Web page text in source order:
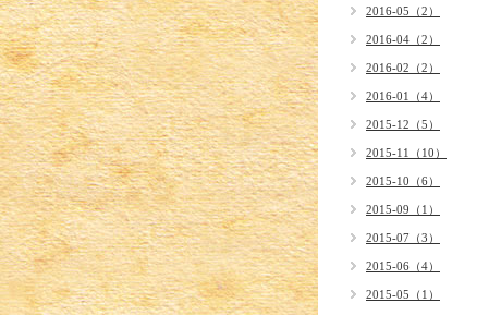
2016-05（2）
2016-04（2）
2016-02（2）
2016-01（4）
2015-12（5）
2015-11（10）
2015-10（6）
2015-09（1）
2015-07（3）
2015-06（4）
2015-05（1）